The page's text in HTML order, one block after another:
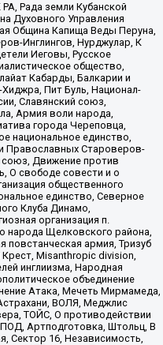
Рада земли Кубанской
Духовного Управления
Община Капища Веды Перуна,
Инглингов, Нурджулар, К
Иеговы, Русское
общество,
Кабарды, Балкарии и
Пит Буль, Национал-
Славянский союз,
Армия воли народа,
города Череповца,
национальное единство,
Православных Староверов-
союз, Движение против
О свободе совести и о
общественного
единство, Северное
Клуба Динамо,
организация п.
народа Щелковского района,
армия, Тризуб
Misanthropic division,
инглиизма, Народная
объединение
Атака, Мечеть Мирмамеда,
ВОЛЯ, Меджлис
ТОЙС, О противодействии
Артподготовка, Штольц, В
Сектор 16, Независимость,